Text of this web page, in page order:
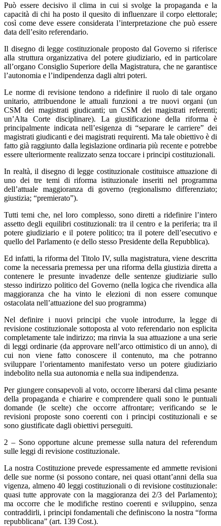
Può essere decisivo il clima in cui si svolge la propaganda e la
capacità di chi ha posto il quesito di influenzare il corpo elettorale;
così come deve essere considerata l’interpretazione che può essere
data dell’esito referendario.
Il disegno di legge costituzionale proposto dal Governo si riferisce
alla struttura organizzativa del potere giudiziario, ed in particolare
all’organo Consiglio Superiore della Magistratura, che ne garantisce
l’autonomia e l’indipendenza dagli altri poteri.
Le norme di revisione tendono a ridefinire il ruolo di tale organo
unitario, attribuendone le attuali funzioni a tre nuovi organi (un
CSM dei magistrati giudicanti; un CSM dei magistrati referenti;
un’Alta Corte disciplinare). La giustificazione della riforma è
principalmente indicata nell’esigenza di “separare le carriere” dei
magistrati giudicanti e dei magistrati requirenti. Ma tale obiettivo è di
fatto già raggiunto dalla legislazione ordinaria più recente e potrebbe
essere ulteriormente realizzato senza toccare i principi costituzionali.
In realtà, il disegno di legge costituzionale costituisce attuazione di
uno dei tre temi di riforma istituzionale inseriti nel programma
dell’attuale maggioranza di governo (regionalismo differenziato;
giustizia; “premierato”).
Tutti temi che, nel loro complesso, sono diretti a ridefinire l’intero
assetto degli equilibri costituzionali: tra il centro e la periferia; tra il
potere giudiziario e il potere politico; tra il potere dell’esecutivo e
quello del Parlamento (e dello stesso Presidente della Repubblica).
Ed infatti, la riforma del Titolo IV, sulla magistratura, viene descritta
come la necessaria premessa per una riforma della giustizia diretta a
contenere le presunte invadenze delle sentenze giudiziarie sullo
stesso indirizzo politico del Governo (nella logica che rivendica alla
maggioranza che ha vinto le elezioni di non essere comunque
ostacolata nell’attuazione del suo programma)
Nel definire i nuovi principi che vuole introdurre, la legge di
revisione costituzionale sottoposta al voto referendario non esplicita
completamente tale indirizzo; ma rinvia la sua attuazione a una serie
di leggi ordinarie (da approvare nell’arco ottimistico di un anno), di
cui non viene fatto conoscere il contenuto, ma che potranno
sviluppare l’orientamento manifestato verso un potere giudiziario
indebolito nella sua autonomia e nella sua indipendenza.
Per giungere consapevoli al voto, occorre liberarsi dal clima pesante
della propaganda e chiarire e comprendere quali sono le puntuali
domande (le scelte) che occorre affrontare; verificando se le
revisioni proposte sono coerenti con i principi costituzionali e se
sono giustificate dagli obiettivi perseguiti.
2 – Sono opportune alcune premesse sulla natura del referendum
sulle leggi di revisione costituzionale.
La nostra Costituzione prevede espressamente ed ammette revisioni
delle sue norme (si possono contare, nei quasi ottant’anni della sua
vigenza, almeno 40 leggi costituzionali o di revisione costituzionale:
quasi tutte approvate con la maggioranza dei 2/3 del Parlamento);
ma occorre che le modifiche restino coerenti e sviluppino, senza
contraddirli, i principi fondamentali che definiscono la nostra “forma
repubblicana” (art. 139 Cost.).